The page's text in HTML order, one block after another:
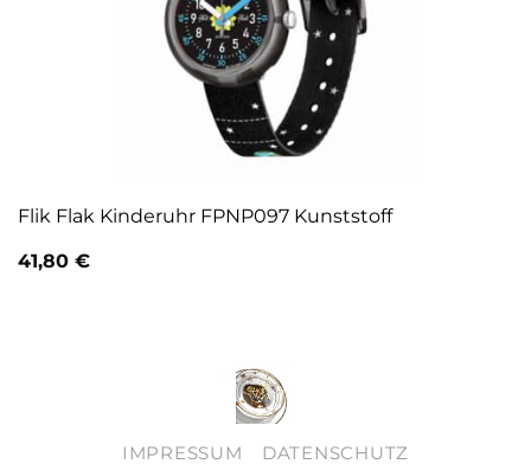
Flik Flak Kinderuhr FPNP097 Kunststoff
41,80 €
IMPRESSUM DATENSCHUTZ